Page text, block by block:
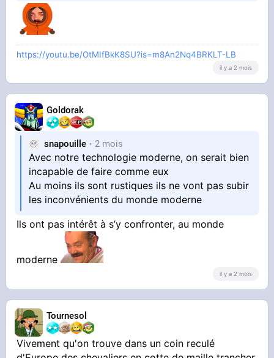
https://youtu.be/OtMIfBkK8SU?is=m8An2Nq4BRKLT-LB
il y a 2 mois
Goldorak
snapouille 2 mois
Avec notre technologie moderne, on serait bien
incapable de faire comme eux
Au moins ils sont rustiques ils ne vont pas subir
les inconvénients du monde moderne
Ils ont pas intérêt à s’y confronter, au monde
moderne
il y a 2 mois
Tournesol
Vivement qu'on trouve dans un coin reculé